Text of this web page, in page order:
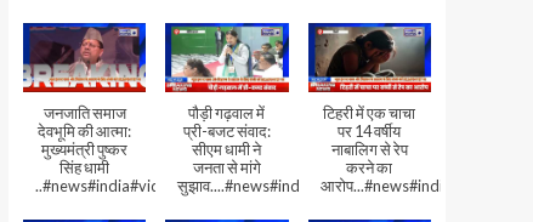
जनजाति समाज
देवभूमि की आत्मा:
मुख्यमंत्री पुष्कर
सिंह धामी
..#news#india#video#viral
पौड़ी गढ़वाल में
प्री-बजट संवाद:
सीएम धामी ने
जनता से मांगे
सुझाव....#news#india#video#viral
टिहरी में एक चाचा
पर 14 वर्षीय
नाबालिग से रेप
करने का
आरोप...#news#india#video